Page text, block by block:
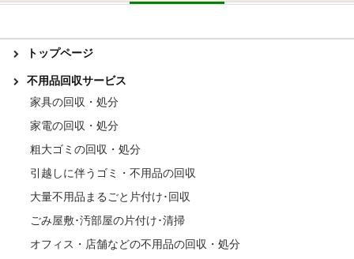
トップページ
不用品回収サービス
家具の回収・処分
家電の回収・処分
粗大ゴミの回収・処分
引越しに伴うゴミ・不用品の回収
大量不用品まるごと片付け･回収
ごみ屋敷･汚部屋の片付け･清掃
オフィス・店舗などの不用品の回収・処分